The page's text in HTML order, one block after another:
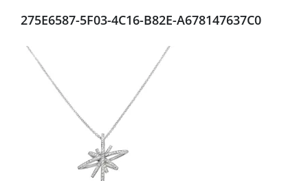
275E6587-5F03-4C16-B82E-A678147637C0